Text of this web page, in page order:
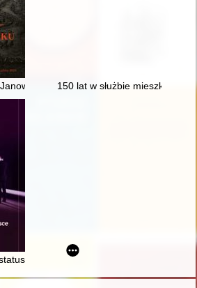
T. 1150 lat w służbie mieszkańcom
ministra w Polsce w latach 1947-1997